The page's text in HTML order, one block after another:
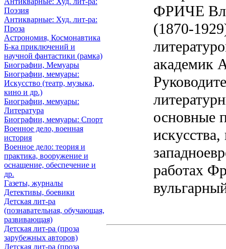
Поэзия
Антикварные: Худ. лит-ра:
Проза
Астрономия, Космонавтика
Б-ка приключений и
научной фантастики (рамка)
Биографии, Мемуары
Биографии, мемуары:
Искусство (театр, музыка,
кино и др.)
Биографии, мемуары:
Литература
Биографии, мемуары: Спорт
Военное дело, военная
история
Военное дело: теория и
практика, вооружение и
оснащение, обеспечение и
др.
Газеты, журналы
Детективы, боевики
Детская лит-ра
(познавательная, обучающая,
развивающая)
Детская лит-ра (проза
зарубежных авторов)
Детская лит-ра (проза
ФРИЧЕ
(1870-
академик
основные
искусства,
работах